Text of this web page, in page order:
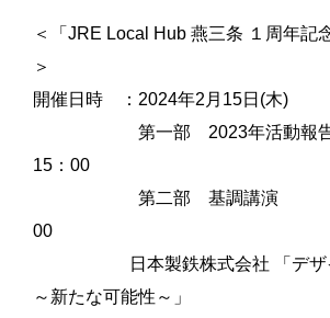
＜「JRE Local Hub 燕三条 １周年記
＞
開催日時 ：2024年2月15日(木)
第一部 2023年活動報告
15：00
第二部 基調講演 15
00
日本製鉄株式会社 「デザイ
～新たな可能性～」